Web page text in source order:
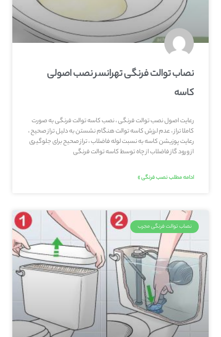
نصاب توالت فرنگی تهرانسر نصب اصولی
کاسه
رعایت اصول نصب توالت فرنگی ، نصب کاسه توالت فرنگی به صورت
کاملا تراز ، عدم لرزش کاسه توالت هنگام نشستن به دلیل تراز صحیح ،
رعایت پوزیشن کاسه به نسبت لوله فاضلاب ، تراز صحیح برای جلوگیری
از ورود گاز فاضلاب از چاه توسط کاسه توالت فرنگی
ادامه مطلب نصب فرنگی »
نصاب توالت فرنگی مجرب